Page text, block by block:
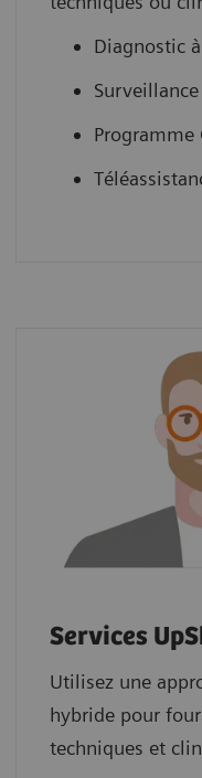
Diagnostic
Programme
Services
Utilisez une
hybride pour
techniques et